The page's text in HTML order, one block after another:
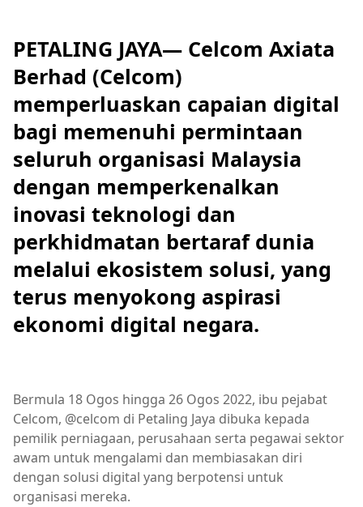
PETALING JAYA— Celcom Axiata
Berhad (Celcom)
memperluaskan capaian digital
bagi memenuhi permintaan
seluruh organisasi Malaysia
dengan memperkenalkan
inovasi teknologi dan
perkhidmatan bertaraf dunia
melalui ekosistem solusi, yang
terus menyokong aspirasi
ekonomi digital negara.
Bermula 18 Ogos hingga 26 Ogos 2022, ibu pejabat
Celcom, @celcom di Petaling Jaya dibuka kepada
pemilik perniagaan, perusahaan serta pegawai sektor
awam untuk mengalami dan membiasakan diri
dengan solusi digital yang berpotensi untuk
organisasi mereka.